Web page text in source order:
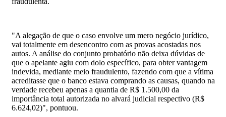
"A alegação de que o caso envolve um mero negócio jurídico,
vai totalmente em desencontro com as provas acostadas nos
autos. A análise do conjunto probatório não deixa dúvidas de
que o apelante agiu com dolo específico, para obter vantagem
indevida, mediante meio fraudulento, fazendo com que a vítima
acreditasse que o banco estava comprando as causas, quando na
verdade recebeu apenas a quantia de R$ 1.500,00 da
importância total autorizada no alvará judicial respectivo (R$
6.624,02)", pontuou.